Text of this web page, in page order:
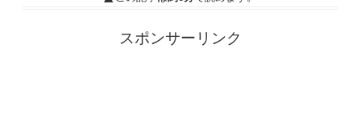
スポンサーリンク